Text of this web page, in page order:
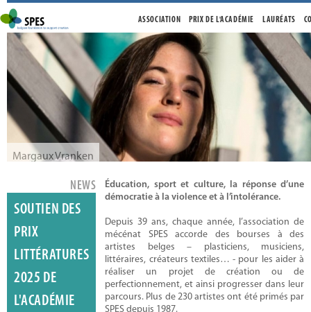
ASSOCIATION PRIX DE L'ACADÉMIE LAURÉATS
Margaux Vranken
NEWS
SOUTIEN DES
PRIX
LITTÉRATURES
2025 DE
L'ACADÉMIE
Éducation, sport et culture, la réponse d’une
démocratie à la violence et à l’intolérance.
Depuis 39 ans, chaque année, l’association de
mécénat SPES accorde des bourses à des
artistes belges – plasticiens, musiciens,
littéraires, créateurs textiles… - pour les aider à
réaliser un projet de création ou de
perfectionnement, et ainsi progresser dans leur
parcours. Plus de 230 artistes ont été primés par
SPES depuis 1987.